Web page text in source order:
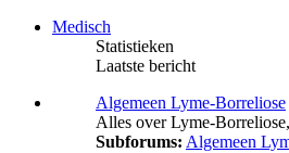
Medisch
Statistieken
Laatste bericht
Algemeen Lyme-Borreliose
Alles over Lyme-
Subforums: Algemeen